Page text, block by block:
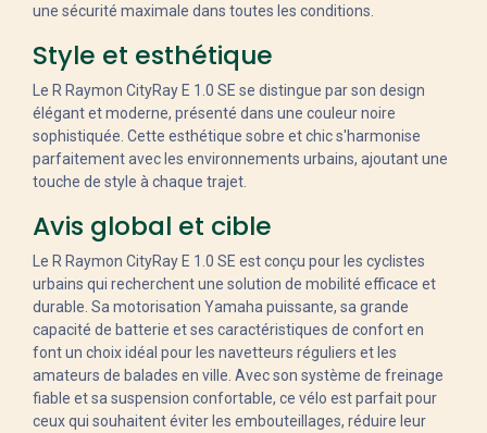
une sécurité maximale dans toutes les conditions.
Style et esthétique
Le R Raymon CityRay E 1.0 SE se distingue par son design
élégant et moderne, présenté dans une couleur noire
sophistiquée. Cette esthétique sobre et chic s'harmonise
parfaitement avec les environnements urbains, ajoutant une
touche de style à chaque trajet.
Avis global et cible
Le R Raymon CityRay E 1.0 SE est conçu pour les cyclistes
urbains qui recherchent une solution de mobilité efficace et
durable. Sa motorisation Yamaha puissante, sa grande
capacité de batterie et ses caractéristiques de confort en
font un choix idéal pour les navetteurs réguliers et les
amateurs de balades en ville. Avec son système de freinage
fiable et sa suspension confortable, ce vélo est parfait pour
ceux qui souhaitent éviter les embouteillages, réduire leur